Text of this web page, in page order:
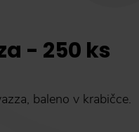
- 250 ks
baleno v krabičce.